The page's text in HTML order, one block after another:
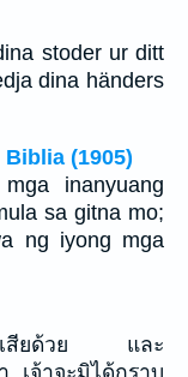
stoder ur ditt
dina händers
(1905)
inanyuang
sa gitna mo;
ng iyong mga
อกเสียด้วย และ
เจ้าจะมิได้กราบ